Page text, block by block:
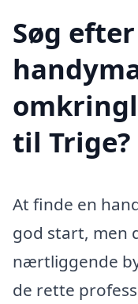
Søg
til Trige?
At finde en
god start, men
nærtliggende
de rette